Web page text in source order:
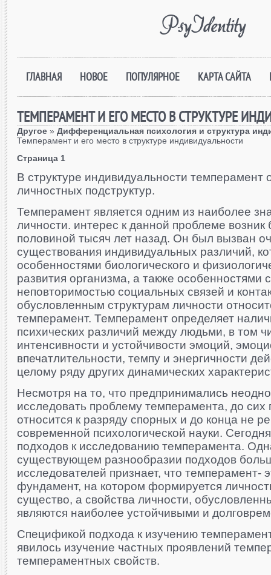
PsyIdentity
ГЛАВНАЯ НОВОЕ ПОПУЛЯРНОЕ КАРТА САЙТА
ТЕМПЕРАМЕНТ И ЕГО МЕСТО В СТРУКТУРЕ
Другое » Дифференциальная психология и структура
Темперамент и его место в структуре индивидуальности
Страница 1
В структуре индивидуальности темперамент
личностных подструктур.
Темперамент является одним из наиболее
личности. интерес к данной проблеме возник
половиной тысяч лет назад. Он был вызван
существования индивидуальных различий,
особенностями биологического и
развития организма, а также особенностями
неповторимостью социальных связей и
обусловленным структурам личности
темперамент. Темперамент определяет
психических различий между людьми, в том
интенсивности и устойчивости эмоций,
впечатлительности, темпу и энергичности
целому ряду других динамических
Несмотря на то, что предпринимались
исследовать проблему темперамента, до сих
относится к разряду спорных и до конца не
современной психологической науки.
подходов к исследованию темперамента.
существующем разнообразии подходов
исследователей признает, что темперамент-
фундамент, на котором формируется
существо, а свойства личности,
являются наиболее устойчивыми и
Спецификой подхода к изучению
явилось изучение частных проявлений
темпераментных свойств.